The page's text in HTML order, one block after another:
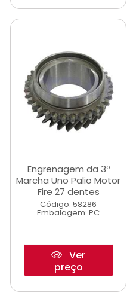
Engrenagem da 3º
Marcha Uno Palio Motor
Fire 27 dentes
Código: 58286
Embalagem: PC
Ver
preço